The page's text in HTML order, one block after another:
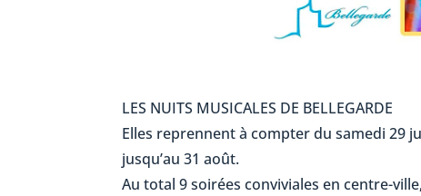
LES NUITS MUSICALES DE BELLEGARDE
Elles reprennent à compter du samedi 29
jusqu’au 31 août.
Au total 9 soirées conviviales en centre-